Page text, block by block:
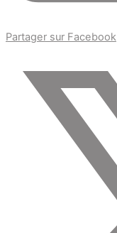
Partager sur Facebook